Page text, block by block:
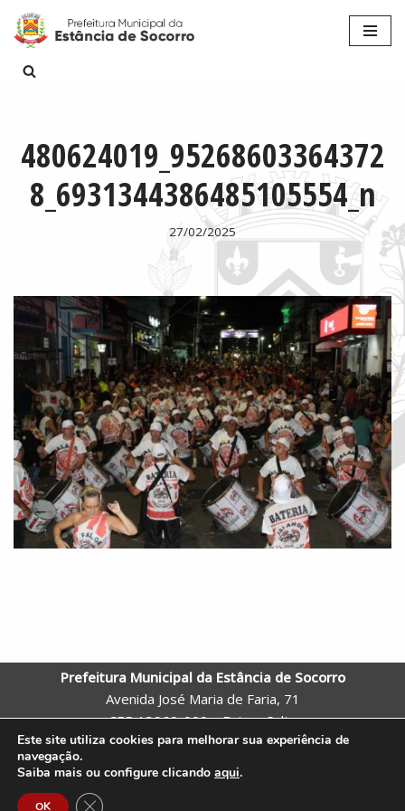
Pular
para
480624019_95268603364372
8_6931344386485105554_n
27/02/2025
Prefeitura Municipal da Estância de Socorro
Avenida José Maria de Faria, 71
CEP 13960-000 – Bairro: Salto
Socorro – SP
Telefone: (19) 3855-9600 |
Site criado pela Assessoria de Comunicação e Tecnologia da
Este site utiliza cookies para melhorar sua experiência de
navegação.
Saiba mais ou configure clicando aqui.
OK Close GDPR Cookie Banner